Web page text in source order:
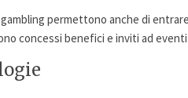
permettono anche di
concessi benefici e inviti ad